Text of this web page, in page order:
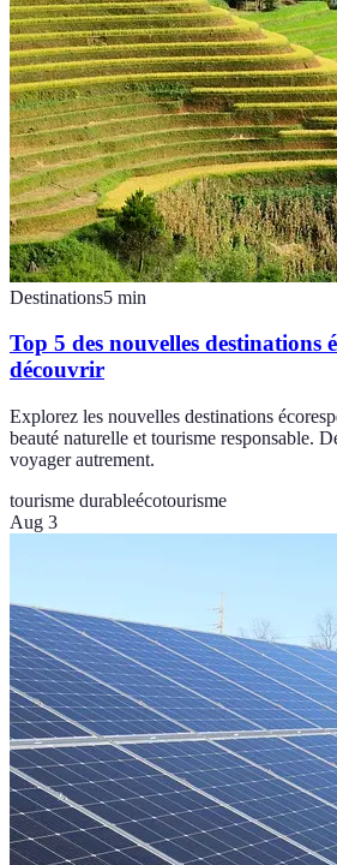
Destinations5 min
Top 5 des nouvelles destinations
découvrir
Explorez les nouvelles destinations
beauté naturelle et tourisme responsable.
voyager autrement.
tourisme durableécotourisme
Aug 3